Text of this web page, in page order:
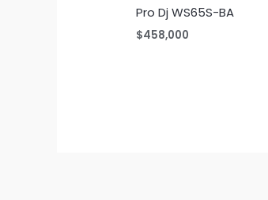
Pro Dj WS65S-BA
$458,000